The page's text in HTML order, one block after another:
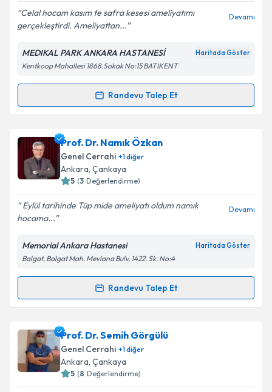
Kişisel verilerimin işlenmesine ilişkin
'ni okudum ve kişisel verilerimin belirtilen
kapsamda işlenmesini kabul ediyorum.
Takvim Talebini Gönder
Celal hocam kasım te safra kesesi ameliyatımı
gerçekleştirdi. Ameliyattan...
Devamı
MEDIKAL PARK ANKARA HASTANESİ Haritada Göster
Kentkoop Mahallesi 1868.Sokak No:15 BATIKENT
Randevu Talep Et
Randevu Takvimi Talebi
Prof. Dr. Celal İsmail Bilgiçiçin randevu takvimi
talebi oluşturun. Size bu uzmandan randevu almanız
için bir takvim hazırlandığında e-posta ile
bilgilendireceğiz.
E-posta Adresiniz
Kişisel verilerimin işlenmesine ilişkin
Metni'ni okudum ve kişisel verilerimin belirtilen
kapsamda işlenmesini kabul ediyorum.
Prof. Dr. Namık Özkan
Genel Cerrahi +1diğer
Ankara, Çankaya
5 (3 Değerlendirme)
Eylül tarihinde Tüp mide ameliyatı oldum namık
hocama...
Devamı
Memorial Ankara Hastanesi Haritada Göster
Balgat, Balgat Mah. Mevlana Bulv, 1422. Sk. No:4
Randevu Talep Et
Randevu Takvimi Talebi
Prof. Dr. Namık Özkaniçin randevu takvimi talebi
oluşturun. Size bu uzmandan randevu almanız için bir
takvim hazırlandığında e-posta ile bilgilendireceğiz.
Prof. Dr. Semih Görgülü
Genel Cerrahi +1diğer
Ankara, Çankaya
5 (8 Değerlendirme)